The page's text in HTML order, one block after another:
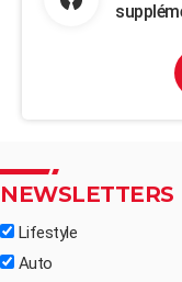
NEWSLETTERS
Lifestyle
Auto